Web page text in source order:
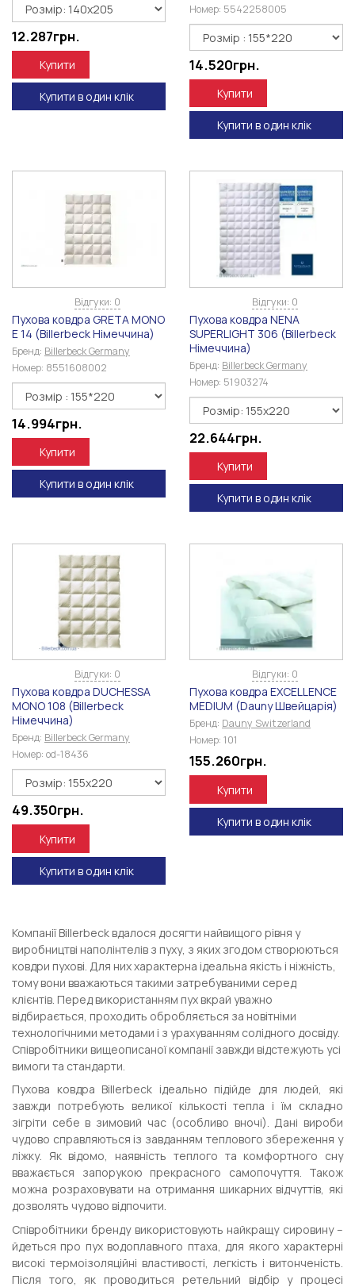
12.287грн.
Купити
Купити в один клік
Номер: 5542258005
14.520грн.
Купити
Купити в один клік
Відгуки: 0
Пухова ковдра GRETA MONO
E 14 (Billerbeck Німеччина)
Бренд: Billerbeck Germany
Номер: 8551608002
14.994грн.
Купити
Купити в один клік
Відгуки: 0
Пухова ковдра NENA
SUPERLIGHT 306 (Billerbeck
Німеччина)
Бренд: Billerbeck Germany
Номер: 51903274
22.644грн.
Купити
Купити в один клік
Відгуки: 0
Пухова ковдра DUCHESSA
MONO 108 (Billerbeck
Німеччина)
Бренд: Billerbeck Germany
Номер: od-18436
49.350грн.
Купити
Купити в один клік
Відгуки: 0
Пухова ковдра EXCELLENCE
MEDIUM (Dauny Швейцарія)
Бренд: Dauny Switzerland
Номер: 101
155.260грн.
Купити
Купити в один клік
Компанії Billerbeck вдалося досягти найвищого рівня у
виробництві наполінтелів з пуху, з яких згодом створюються
ковдри пухові. Для них характерна ідеальна якість і ніжність,
тому вони вважаються такими затребуваними серед
клієнтів. Перед використанням пух вкрай уважно
відбирається, проходить обробляється за новітніми
технологічними методами і з урахуванням солідного досвіду.
Співробітники вищеописаної компанії завжди відстежують усі
вимоги та стандарти.
Пухова ковдра Billerbeck ідеально підійде для людей, які
завжди потребують великої кількості тепла і їм складно
зігріти себе в зимовий час (особливо вночі). Дані вироби
чудово справляються із завданням теплового збереження у
ліжку. Як відомо, наявність теплого та комфортного сну
вважається запорукою прекрасного самопочуття. Також
можна розраховувати на отримання шикарних відчуттів, які
дозволять чудово відпочити.
Співробітники бренду використовують найкращу сировину –
йдеться про пух водоплавного птаха, для якого характерні
високі термоізоляційні властивості, легкість і витонченість.
Після того, як проводиться ретельний відбір у процесі